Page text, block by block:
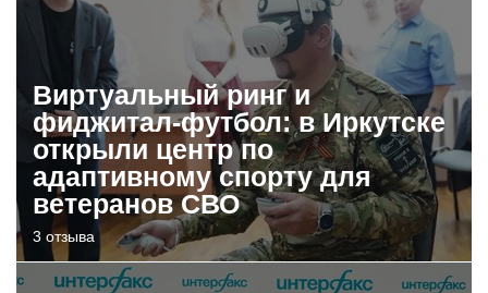
Виртуальный ринг и
фиджитал-футбол: в Иркутске
открыли центр по
адаптивному спорту для
ветеранов СВО
3 отзыва